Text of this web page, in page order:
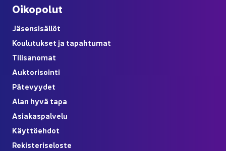
Oi­ko­po­lut
Jä­sen­si­säl­löt
Kou­lu­tuk­set ja ta­pah­tu­mat
Ti­li­sa­no­mat
Auk­to­ri­soin­ti
Pä­te­vyy­det
Alan hyvä tapa
Asia­kas­pal­ve­lu
Käyt­tö­eh­dot
Re­kis­te­ri­se­los­te